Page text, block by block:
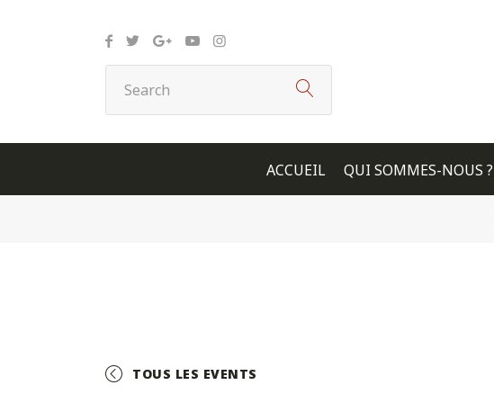
ACCUEIL QUI SOMMES-NOUS ?
TOUS LES EVENTS